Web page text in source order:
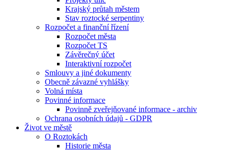
Krajský průtah městem
Stav roztocké serpentiny
Rozpočet a finanční řízení
Rozpočet města
Rozpočet TS
Závěrečný účet
Interaktivní rozpočet
Smlouvy a jiné dokumenty
Obecně závazné vyhlášky
Volná místa
Povinné informace
Povinně zveřejňované informace - archiv
Ochrana osobních údajů - GDPR
Život ve městě
O Roztokách
Historie města